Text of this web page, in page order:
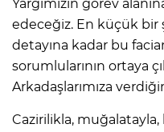
Yargımızın görev
edeceğiz. En küçük bir
detayına kadar bu
sorumlularının ortaya
Arkadaşlarımıza
Cazirilikla, muğalatayla,